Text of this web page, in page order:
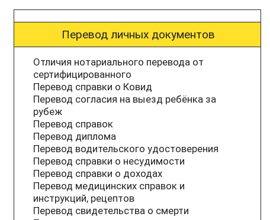
Перевод личных документов
Отличия нотариального перевода от
сертифицированного
Перевод справки о Ковид
Перевод согласия на выезд ребёнка за
рубеж
Перевод справок
Перевод диплома
Перевод водительского удостоверения
Перевод справки о несудимости
Перевод справки о доходах
Перевод медицинских справок и
инструкций, рецептов
Перевод свидетельства о смерти